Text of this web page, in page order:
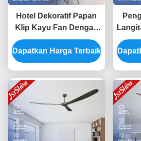
Hotel Dekoratif Papan
Klip Kayu Fan Dengan
DC Motor Remote
Control
Dapatkan Harga Terbaik